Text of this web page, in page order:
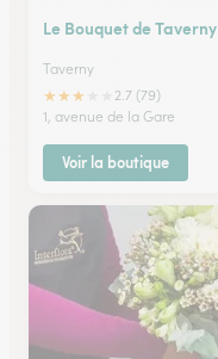
Le Bouquet de Taverny
Taverny
★★★
2.7 (79)
1, avenue de la Gare
Voir la boutique